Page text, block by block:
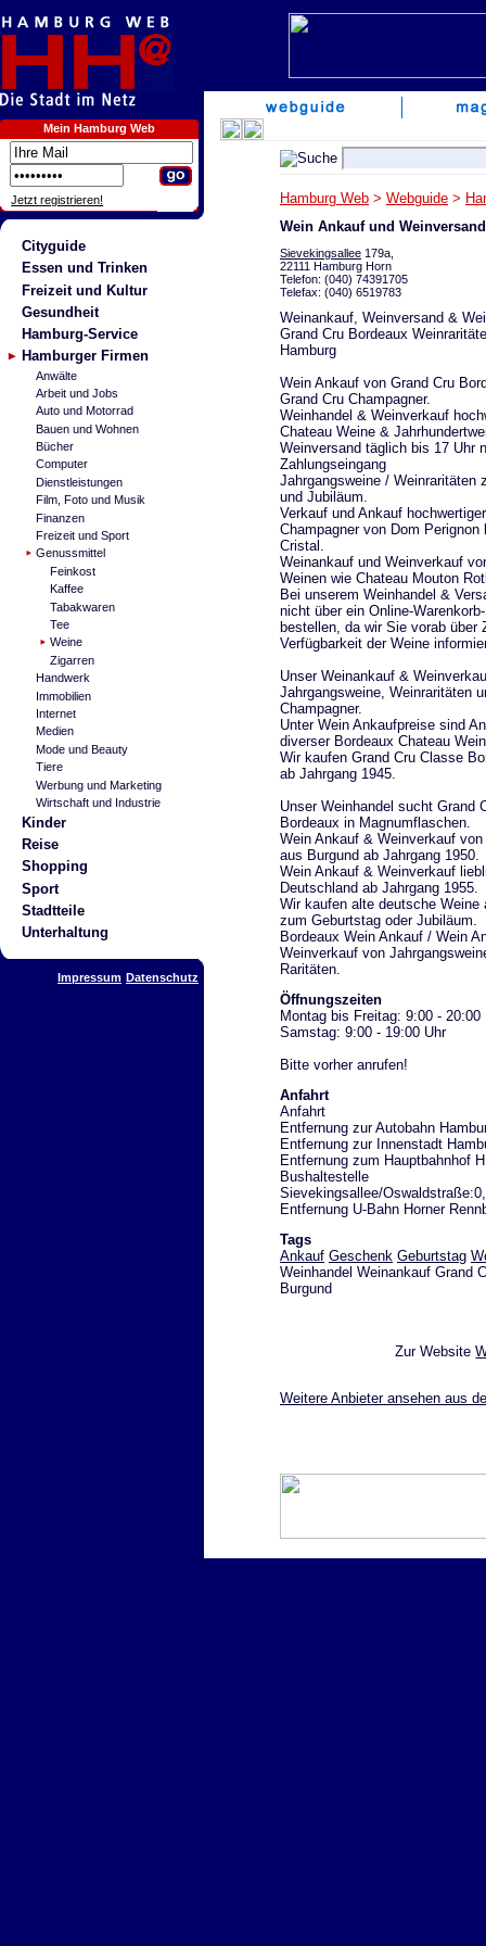
Mein Hamburg Web
Jetzt registrieren!
Cityguide
Essen und Trinken
Freizeit und Kultur
Gesundheit
Hamburg-Service
Hamburger Firmen
Anwälte
Arbeit und Jobs
Auto und Motorrad
Bauen und Wohnen
Bücher
Computer
Dienstleistungen
Film, Foto und Musik
Finanzen
Freizeit und Sport
Genussmittel
Feinkost
Kaffee
Tabakwaren
Tee
Weine
Zigarren
Handwerk
Immobilien
Internet
Medien
Mode und Beauty
Tiere
Werbung und Marketing
Wirtschaft und Industrie
Kinder
Reise
Shopping
Sport
Stadtteile
Unterhaltung
Impressum Datenschutz
Hamburg Web > Webguide >
Wein Ankauf und
Sievekingsallee 179a,
22111 Hamburg Horn
Telefon: (040) 74391705
Telefax: (040) 6519783
Weinankauf, Weinversand &
Grand Cru Bordeaux
Hamburg
Wein Ankauf von Grand Cru
Grand Cru Champagner.
Weinhandel & Weinverkauf
Chateau Weine &
Weinversand täglich bis 17 Uhr
Zahlungseingang
Jahrgangsweine / Weinraritäten
und Jubiläum.
Verkauf und Ankauf
Champagner von Dom Perignon
Cristal.
Weinankauf und Weinverkauf
Weinen wie Chateau Mouton
Bei unserem Weinhandel &
nicht über ein Online-
bestellen, da wir Sie vorab über
Verfügbarkeit der Weine
Unser Weinankauf &
Jahrgangsweine, Weinraritäten
Champagner.
Unter Wein Ankaufpreise sind
diverser Bordeaux Chateau
Wir kaufen Grand Cru Classe
ab Jahrgang 1945.
Unser Weinhandel sucht Grand
Bordeaux in Magnumflaschen.
Wein Ankauf & Weinverkauf
aus Burgund ab Jahrgang 1950.
Wein Ankauf & Weinverkauf
Deutschland ab Jahrgang 1955.
Wir kaufen alte deutsche Weine
zum Geburtstag oder Jubiläum.
Bordeaux Wein Ankauf / Wein
Weinverkauf von
Raritäten.
Öffnungszeiten
Montag bis Freitag: 9:00 - 20:00
Samstag: 9:00 - 19:00 Uhr
Bitte vorher anrufen!
Anfahrt
Anfahrt
Entfernung zur Autobahn
Entfernung zur Innenstadt
Entfernung zum Hauptbahnhof
Bushaltestelle
Sievekingsallee/
Entfernung U-Bahn Horner
Tags
Ankauf Geschenk Geburtstag
Weinhandel Weinankauf Grand
Burgund
Zur Website
Weitere Anbieter ansehen aus